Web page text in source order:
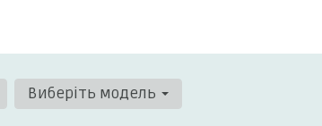
Виберіть модель